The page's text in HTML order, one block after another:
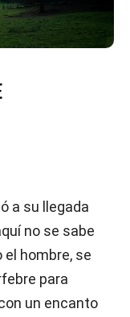
a su llegada
no se sabe
el hombre, se
para
un encanto